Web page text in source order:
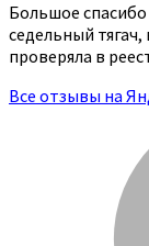
Большое спасибо
седельный тягач,
проверяла в
Все отзывы на